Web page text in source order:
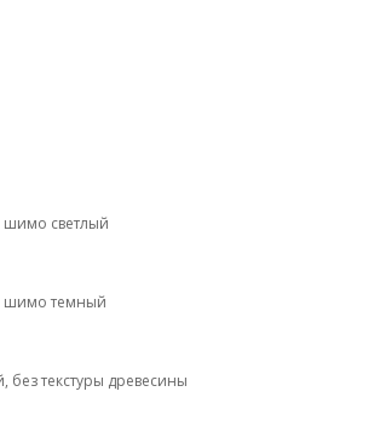
шимо светлый
шимо темный
без текстуры древесины